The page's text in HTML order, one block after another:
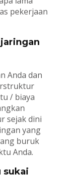
pekerjaan
Anda dan
/ biaya
sejak dini
yang
buruk
Anda.
sukai